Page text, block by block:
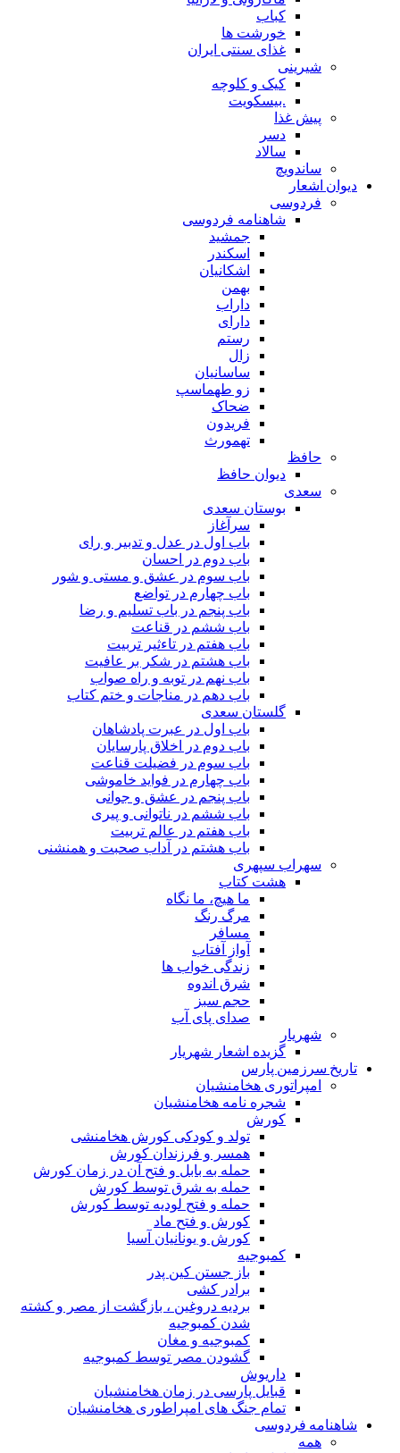
کباب
خورشت ها
غذای سنتی ایران
شیرینی
کیک و کلوچه
.بیسکویت
پیش غذا
دسر
سالاد
ساندویچ
دیوان اشعار
فردوسی
شاهنامه فردوسی
جمشید
اسکندر
اشکانیان
بهمن
داراب
دارای
رستم
زال
ساسانیان
زو طهماسپ‏
ضحاک
فریدون
تهمورث
حافظ
دیوان حافظ
سعدی
بوستان سعدی
سرآغاز
باب اول در عدل و تدبیر و رای
باب دوم در احسان
باب سوم در عشق و مستی و شور
باب چهارم در تواضع
باب پنجم در باب تسلیم و رضا
باب ششم در قناعت
باب هفتم در تاءثیر تربیت
باب هشتم در شکر بر عافیت
باب نهم در توبه و راه صواب
باب دهم در مناجات و ختم کتاب
گلستان سعدی
باب اول در عبرت پادشاهان
باب دوم در اخلاق پارسایان
باب سوم در فضیلت قناعت
باب چهارم در فواید خاموشى
باب پنجم در عشق و جوانى
باب ششم در ناتوانى و پیرى
باب هفتم در عالم تربیت
باب هشتم در آداب صحبت و همنشنى
سهراب سپهری
هشت کتاب
ما هیچ، ما نگاه
مرگ رنگ
مسافر
آواز آفتاب
زندگی خواب ها
شرق اندوه
حجم سبز
صدای پای آب
شهریار
گزیده اشعار شهریار
تاریخ سرزمین پارس
امپراتوری هخامنشیان
شجره نامه هخامنشیان
کورش
تولد و کودکی کورش هخامنشی
همسر و فرزندان کورش
حمله به بابل و فتح آن در زمان کورش
حمله به شرق توسط کورش
حمله و فتح لودیه توسط کورش
کورش و فتح ماد
کورش و یونانیان آسیا
کمبوجیه
باز جستن کین پدر
برادر کشی
بردیه دروغین ، بازگشت از مصر و کشته
شدن کمبوجیه
کمبوجیه و مغان
گشودن مصر توسط کمبوجیه
داریوش
قبایل پارسی در زمان هخامنشیان
تمام جنگ های امپراطوری هخامنشیان
شاهنامه فردوسی
همه